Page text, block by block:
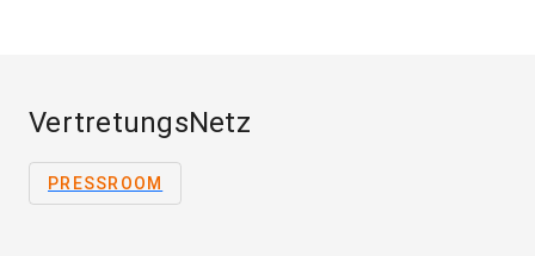
VertretungsNetz
PRESSROOM